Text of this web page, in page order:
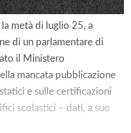
metà di luglio 25, a
di un parlamentare di
il Ministero
mancata pubblicazione
e sulle certificazioni
scolastici – dati, a suo